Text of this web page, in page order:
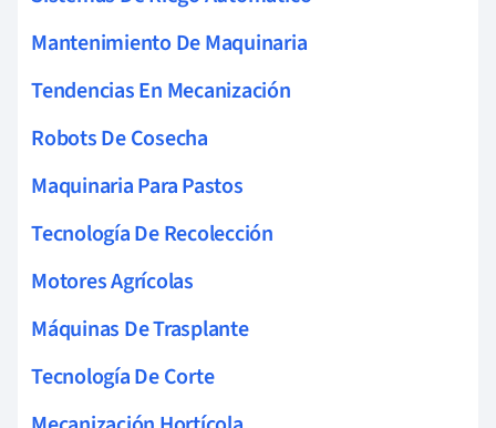
Mantenimiento De Maquinaria
Tendencias En Mecanización
Robots De Cosecha
Maquinaria Para Pastos
Tecnología De Recolección
Motores Agrícolas
Máquinas De Trasplante
Tecnología De Corte